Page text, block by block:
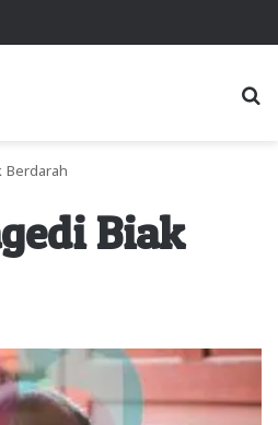
Berdarah
Biak